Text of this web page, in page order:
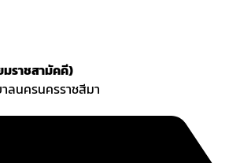
มราชสามัคคี)
ลนครนครราชสีมา